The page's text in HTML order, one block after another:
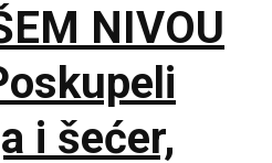
NIVOU
i šećer,